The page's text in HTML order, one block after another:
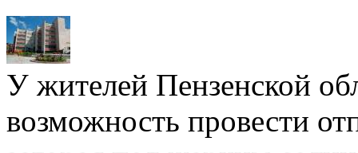
У жителей Пензенской
возможность провести